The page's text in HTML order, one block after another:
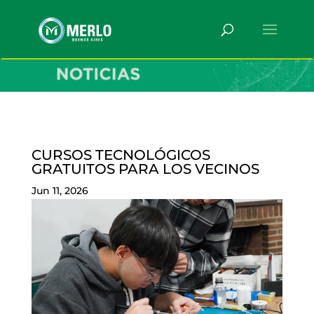
CURSOS TECNOLÓGICOS
GRATUITOS PARA LOS VECINOS
Jun 11, 2026